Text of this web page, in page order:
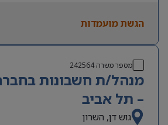
בשבוע עד 17:00). תורנות שישיהגשת מועמדות
מספר משרה242564
מנהל/ת חשבונות
– תל אביב
גוש דן, השרון